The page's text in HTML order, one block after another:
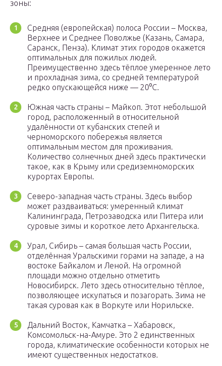
зоны:
Средняя (европейская) полоса России – Москва,
Верхнее и Среднее Поволжье (Казань, Самара,
Саранск, Пенза). Климат этих городов окажется
оптимальных для пожилых людей.
Преимущественно здесь тёплое умеренное лето
и прохладная зима, со средней температурой
редко опускающейся ниже — 20⁰С.
Южная часть страны – Майкоп. Этот небольшой
город, расположенный в относительной
удалённости от кубанских степей и
черноморского побережья является
оптимальным местом для проживания.
Количество солнечных дней здесь практически
такое, как в Крыму или средиземноморских
курортах Европы.
Северо-западная часть страны. Здесь выбор
может раздваиваться: умеренный климат
Калининграда, Петрозаводска или Питера или
суровые зимы и короткое лето Архангельска.
Урал, Сибирь – самая большая часть России,
отделённая Уральскими горами на западе, а на
востоке Байкалом и Леной. На огромной
площади можно отдельно отметить
Новосибирск. Лето здесь относительно тёплое,
позволяющее искупаться и позагорать. Зима не
такая суровая как в Воркуте или Норильске.
Дальний Восток, Камчатка – Хабаровск,
Комсомольск-на-Амуре. Это 2 единственных
города, климатические особенности которых не
имеют существенных недостатков.